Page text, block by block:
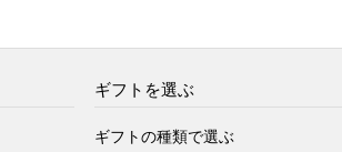
ギフトを選ぶ
ギフトの種類で選ぶ